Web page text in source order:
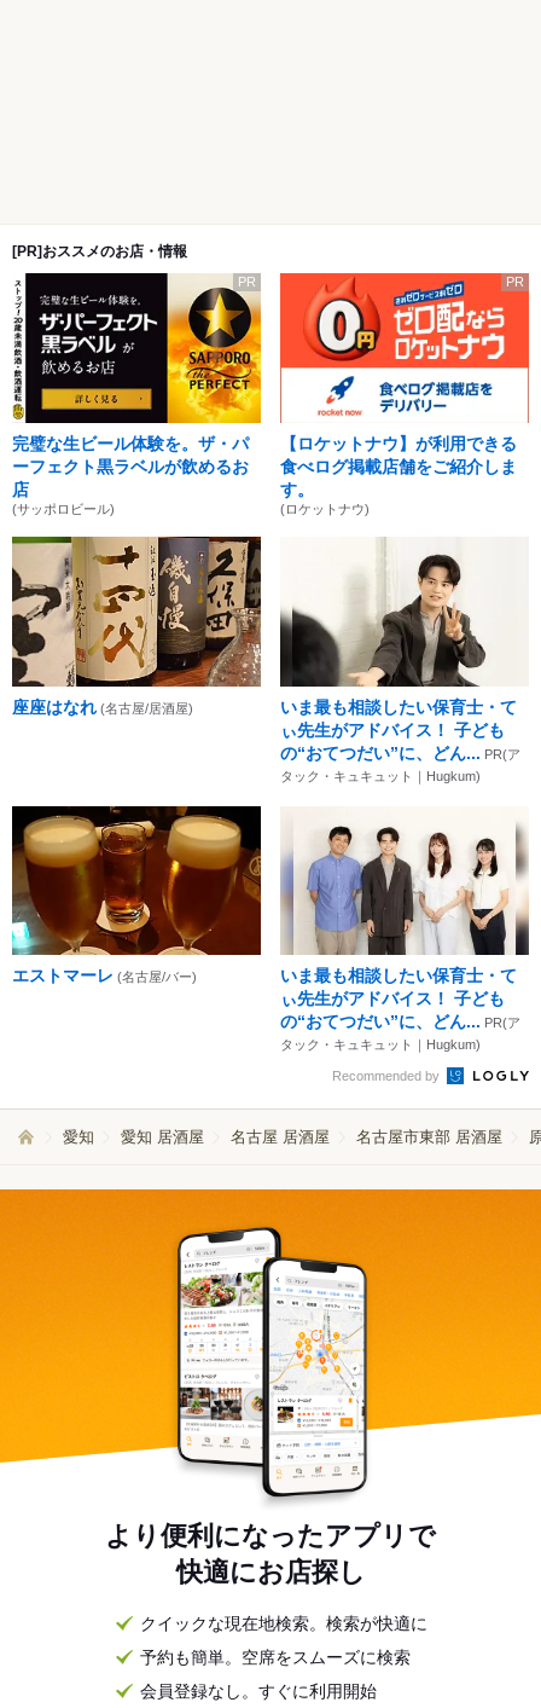
[PR]おススメのお店・情報
PR
完璧な生ビール体験を。ザ・パ
ーフェクト黒ラベルが飲めるお
店
(サッポロビール)
PR
【ロケットナウ】が利用できる
食べログ掲載店舗をご紹介しま
す。
(ロケットナウ)
座座はなれ (名古屋/居酒屋)
いま最も相談したい保育士・て
ぃ先生がアドバイス！ 子ども
の“おてつだい”に、どん... PR(ア
タック・キュキュット｜Hugkum)
エストマーレ (名古屋/バー)
いま最も相談したい保育士・て
ぃ先生がアドバイス！ 子ども
の“おてつだい”に、どん... PR(ア
タック・キュキュット｜Hugkum)
Recommended by
愛知 愛知 居酒屋 名古屋 居酒屋 名古屋市東部 居酒屋
より便利になったアプリで
快適にお店探し
クイックな現在地検索。検索が快適に
予約も簡単。空席をスムーズに検索
会員登録なし。すぐに利用開始